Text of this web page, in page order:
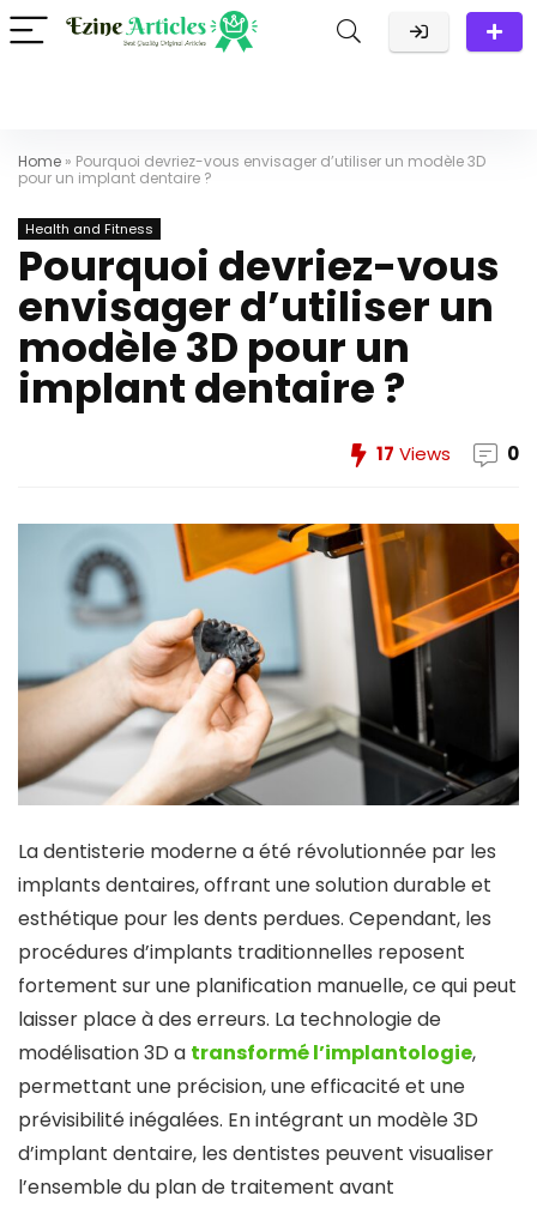
Home » Pourquoi devriez-vous envisager d’utiliser un modèle 3D
pour un implant dentaire ?
Health and Fitness
Pourquoi devriez-vous
envisager d’utiliser un
modèle 3D pour un
implant dentaire ?
17 Views 0
La dentisterie moderne a été révolutionnée par les
implants dentaires, offrant une solution durable et
esthétique pour les dents perdues. Cependant, les
procédures d’implants traditionnelles reposent
fortement sur une planification manuelle, ce qui peut
laisser place à des erreurs. La technologie de
modélisation 3D a transformé l’implantologie,
permettant une précision, une efficacité et une
prévisibilité inégalées. En intégrant un modèle 3D
d’implant dentaire, les dentistes peuvent visualiser
l’ensemble du plan de traitement avant